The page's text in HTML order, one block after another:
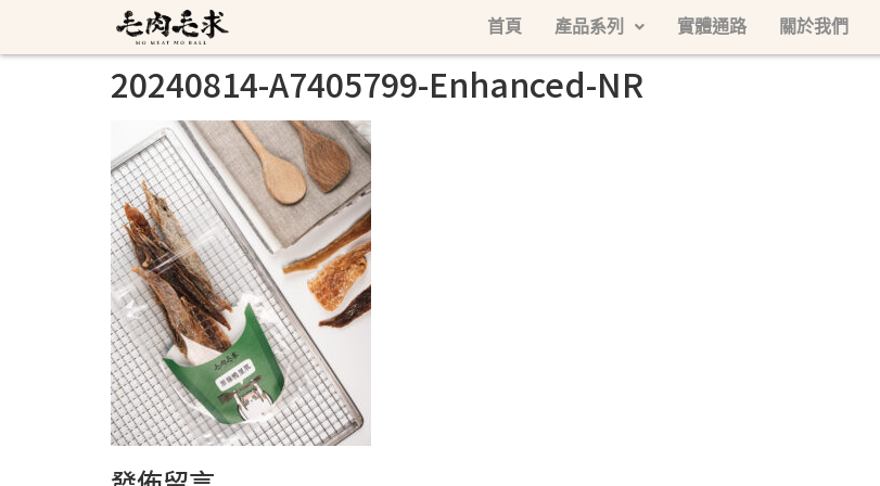
首頁 產品系列 實體通路 關於我們
20240814-A7405799-Enhanced-NR